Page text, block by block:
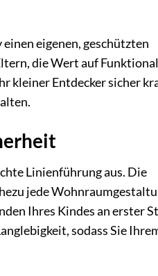
eigenen, geschützten
die Wert auf
kleiner Entdecker sicher
Linienführung aus. Die
jede
Ihres Kindes an erster
sodass Sie